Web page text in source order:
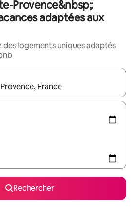
Provence&nbsp;:
adaptées aux
des logements uniques adaptés
s'affichent, utilisez les flèches vers le
Rechercher